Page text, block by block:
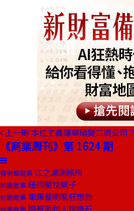
上一期 本位主義讓華碩變二流公司？
《商業周刊》第 1624 期
發現酷建築 江之浦測候所
封面故事 紐西蘭找樂子
封面故事 車庫發明家狂想曲
跟著毛利人採綠石